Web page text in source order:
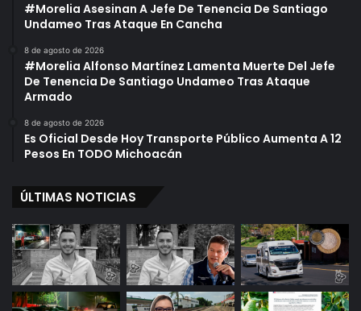
#Morelia Asesinan A Jefe De Tenencia De Santiago
Undameo Tras Ataque En Cancha
8 de agosto de 2026
#Morelia Alfonso Martínez Lamenta Muerte Del Jefe
De Tenencia De Santiago Undameo Tras Ataque
Armado
8 de agosto de 2026
Es Oficial Desde Hoy Transporte Público Aumenta A 12
Pesos En TODO Michoacán
ÚLTIMAS NOTICIAS